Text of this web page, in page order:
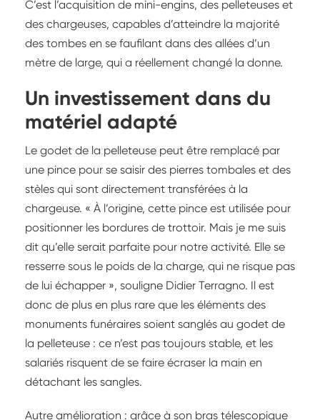
C’est l’acquisition de mini-engins, des pelleteuses et
des chargeuses, capables d’atteindre la majorité
des tombes en se faufilant dans des allées d’un
mètre de large, qui a réellement changé la donne.
Un investissement dans du
matériel adapté
Le godet de la pelleteuse peut être remplacé par
une pince pour se saisir des pierres tombales et des
stèles qui sont directement transférées à la
chargeuse. « À l’origine, cette pince est utilisée pour
positionner les bordures de trottoir. Mais je me suis
dit qu’elle serait parfaite pour notre activité. Elle se
resserre sous le poids de la charge, qui ne risque pas
de lui échapper », souligne Didier Terragno. Il est
donc de plus en plus rare que les éléments des
monuments funéraires soient sanglés au godet de
la pelleteuse : ce n’est pas toujours stable, et les
salariés risquent de se faire écraser la main en
détachant les sangles.
Autre amélioration : grâce à son bras télescopique